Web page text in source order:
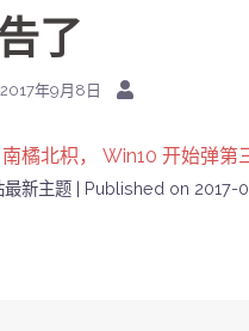
了
2017年9月8日
橘北枳， Win10 开始弹第
新主题 Published on 2017-